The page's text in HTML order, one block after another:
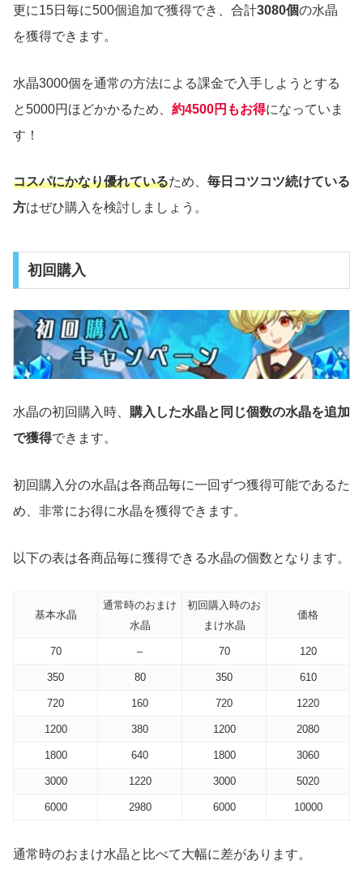
更に15日毎に500個追加で獲得でき、合計3080個の水晶
を獲得できます。
水晶3000個を通常の方法による課金で入手しようとする
と5000円ほどかかるため、 約4500円もお得になっていま
す！
コスパにかなり優れているため、 毎日コツコツ続けている
方はぜひ購入を検討しましょう。
初回購入
水晶の初回購入時、 購入した水晶と同じ個数の水晶を追加
で獲得できます。
初回購入分の水晶は各商品毎に一回ずつ獲得可能であるた
め、非常にお得に水晶を獲得できます。
以下の表は各商品毎に獲得できる水晶の個数となります。
基本水晶
通常時のおまけ
水晶
初回購入時のお
まけ水晶
価格
70 – 70 120
350 80 350 610
720 160 720 1220
1200 380 1200 2080
1800 640 1800 3060
3000 1220 3000 5020
6000 2980 6000 10000
通常時のおまけ水晶と比べて大幅に差があります。